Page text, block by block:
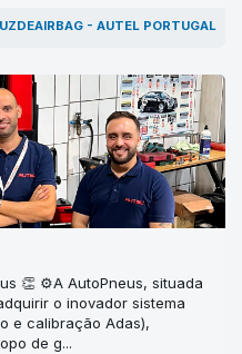
- AUTEL PORTUGAL
👏 ⚙A AutoPneus, situada
o inovador sistema
e calibração Adas),
de g...